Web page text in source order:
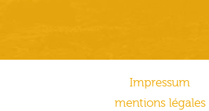
Impressum
mentions légales